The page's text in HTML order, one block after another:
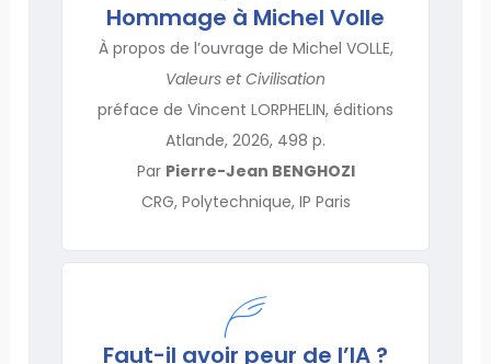
Hommage à Michel Volle
À propos de l’ouvrage de Michel VOLLE,
Valeurs et Civilisation
préface de Vincent LORPHELIN, éditions
Atlande, 2026, 498 p.
Par Pierre-Jean BENGHOZI
CRG, Polytechnique, IP Paris
Faut-il avoir peur de l’IA ?